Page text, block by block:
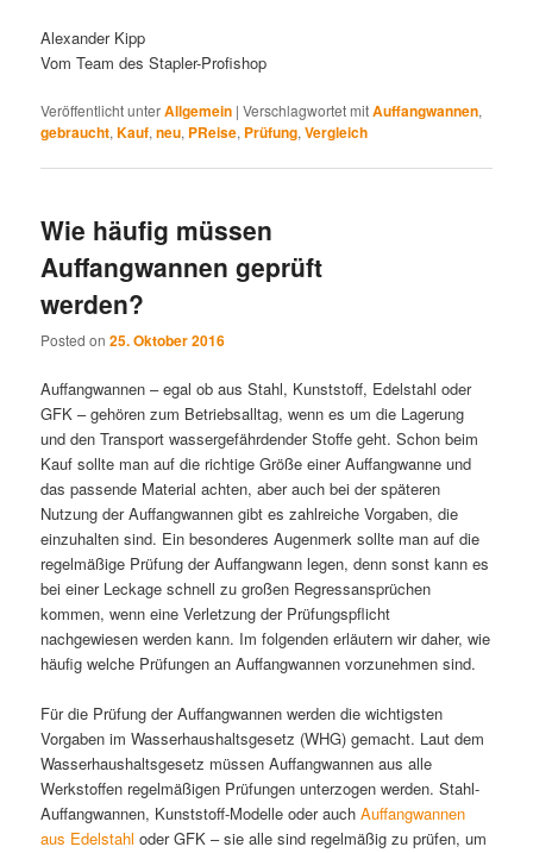
Alexander Kipp
Vom Team des Stapler-Profishop
Veröffentlicht unterAllgemein |Verschlagwortet mitAuffangwannen,
gebraucht,Kauf,neu, PReise, Prüfung,Vergleich
Wie häufig müssen
Auffangwannen geprüft
werden?
Posted on25. Oktober 2016
Auffangwannen – egal ob aus Stahl, Kunststoff, Edelstahl oder
GFK – gehören zum Betriebsalltag, wenn es um die Lagerung
und den Transport wassergefährdender Stoffe geht. Schon beim
Kauf sollte man auf die richtige Größe einer Auffangwanne und
das passende Material achten, aber auch bei der späteren
Nutzung der Auffangwannen gibt es zahlreiche Vorgaben, die
einzuhalten sind. Ein besonderes Augenmerk sollte man auf die
regelmäßige Prüfung der Auffangwann legen, denn sonst kann es
bei einer Leckage schnell zu großen Regressansprüchen
kommen, wenn eine Verletzung der Prüfungspflicht
nachgewiesen werden kann. Im folgenden erläutern wir daher, wie
häufig welche Prüfungen an Auffangwannen vorzunehmen sind.
Für die Prüfung der Auffangwannen werden die wichtigsten
Vorgaben im Wasserhaushaltsgesetz (WHG) gemacht. Laut dem
Wasserhaushaltsgesetz müssen Auffangwannen aus alle
Werkstoffen regelmäßigen Prüfungen unterzogen werden. Stahl-
Auffangwannen, Kunststoff-Modelle oder auchAuffangwannen
aus Edelstahl oder GFK – sie alle sind regelmäßig zu prüfen, um